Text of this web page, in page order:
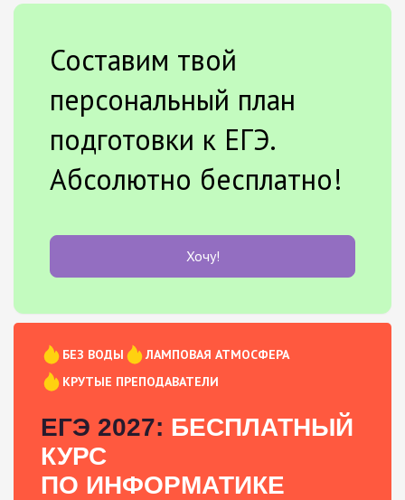
Составим твой
персональный план
подготовки к ЕГЭ.
Абсолютно бесплатно!
Хочу!
БЕЗ ВОДЫ
ЛАМПОВАЯ АТМОСФЕРА
КРУТЫЕ ПРЕПОДАВАТЕЛИ
ЕГЭ 2027: БЕСПЛАТНЫЙ
КУРС
ПО ИНФОРМАТИКЕ